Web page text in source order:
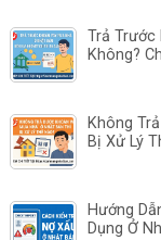
Trả Trước
Không?
Không
Bị Xử Lý
Hướng
Dụng Ở